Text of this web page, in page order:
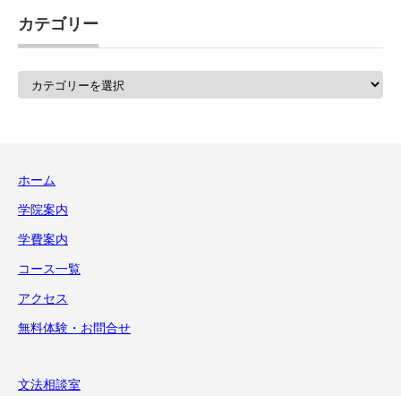
カテゴリー
カ
ホーム
学院案内
学費案内
コース一覧
アクセス
無料体験・お問合せ
文法相談室